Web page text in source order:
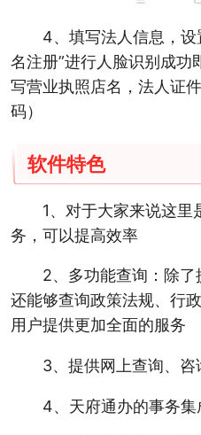
4、填写法人信息，
名注册”进行人脸识别成功
写营业执照店名，法人证
码）
软件特色
1、对于大家来说这里
务，可以提高效率
2、多功能查询：除
还能够查询政策法规、行
用户提供更加全面的服务
3、提供网上查询、
4、天府通办的事务